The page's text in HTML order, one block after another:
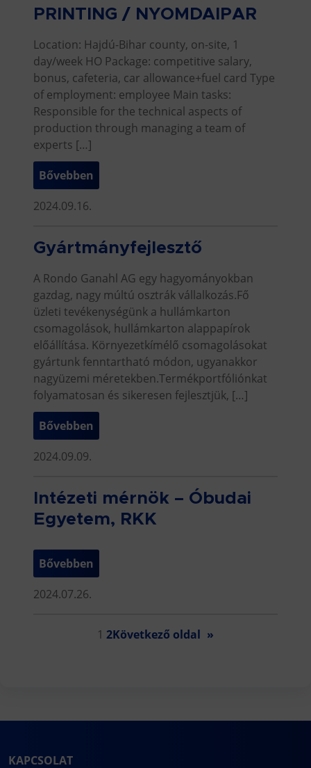
PRINTING / NYOMDAIPAR
Location: Hajdú-Bihar county, on-site, 1
day/week HO Package: competitive salary,
bonus, cafeteria, car allowance+fuel card Type
of employment: employee Main tasks:
Responsible for the technical aspects of
production through managing a team of
experts […]
Bővebben
2024.09.16.
Gyártmányfejlesztő
A Rondo Ganahl AG egy hagyományokban
gazdag, nagy múltú osztrák vállalkozás.Fő
üzleti tevékenységünk a hullámkarton
csomagolások, hullámkarton alappapírok
előállítása. Környezetkímélő csomagolásokat
gyártunk fenntartható módon, ugyanakkor
nagyüzemi méretekben.Termékportfóliónkat
folyamatosan és sikeresen fejlesztjük, […]
Bővebben
2024.09.09.
Intézeti mérnök – Óbudai
Egyetem, RKK
Bővebben
2024.07.26.
1 2Következő oldal »
KAPCSOLAT